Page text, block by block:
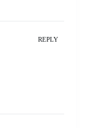
REPLY